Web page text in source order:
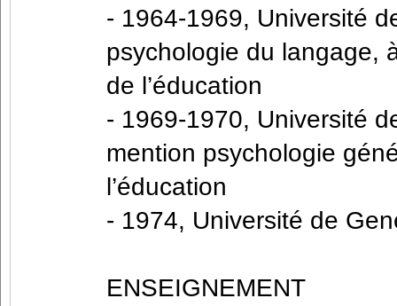
- 1964-1969, Université
psychologie du langage,
de l’éducation
- 1969-1970, Université
mention psychologie
l’éducation
- 1974, Université de
ENSEIGNEMENT